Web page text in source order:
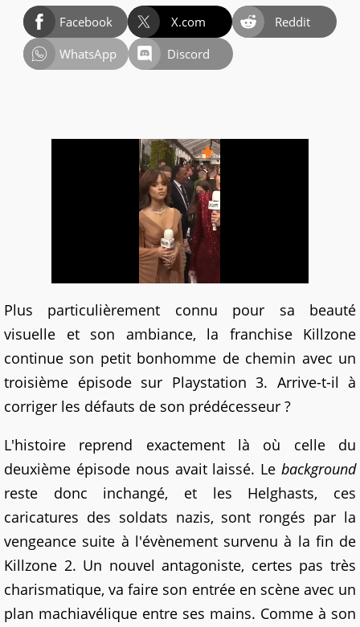
Facebook X.com
Reddit
WhatsApp
Discord
Plus particulièrement connu pour sa beauté
visuelle et son ambiance, la franchise Killzone
continue son petit bonhomme de chemin avec un
troisième épisode sur Playstation 3. Arrive-t-il à
corriger les défauts de son prédécesseur ?
L'histoire reprend exactement là où celle du
deuxième épisode nous avait laissé. Le background
reste donc inchangé, et les Helghasts, ces
caricatures des soldats nazis, sont rongés par la
vengeance suite à l'évènement survenu à la fin de
Killzone 2. Un nouvel antagoniste, certes pas très
charismatique, va faire son entrée en scène avec un
plan machiavélique entre ses mains. Comme à son